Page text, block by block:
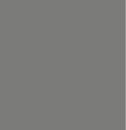
die.hofkiste/
p/Die-